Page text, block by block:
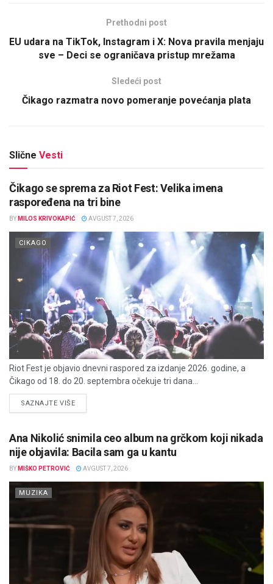
Prethodni post
EU udara na TikTok, Instagram i X: Nova pravila menjaju
sve – Deci se ograničava pristup mrežama
Sledeći post
Čikago razmatra novo pomeranje povećanja plata
Slične Vesti
Čikago se sprema za Riot Fest: Velika imena
raspoređena na tri bine
BY MILOS KRIVOKAPIĆ AVGUST 7, 2026
CIKAGO
Riot Fest je objavio dnevni raspored za izdanje 2026. godine, a
Čikago od 18. do 20. septembra očekuje tri dana...
SAZNAJTE VIŠEDETAILS
Ana Nikolić snimila ceo album na grčkom koji nikada
nije objavila: Bacila sam ga u kantu
BY MIŠKO PETROVIĆ AVGUST 7, 2026
MUZIKA